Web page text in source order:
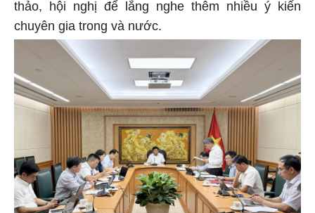
thảo, hội nghị để lắng nghe thêm nhiều ý kiến
chuyên gia trong và nước.